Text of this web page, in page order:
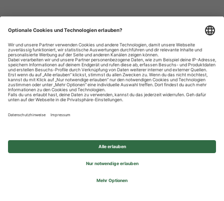
Datenschutzhinweise
Impressum
Privatsphäre-Einstellungen
© 2026 REWE Group - All rights reserved